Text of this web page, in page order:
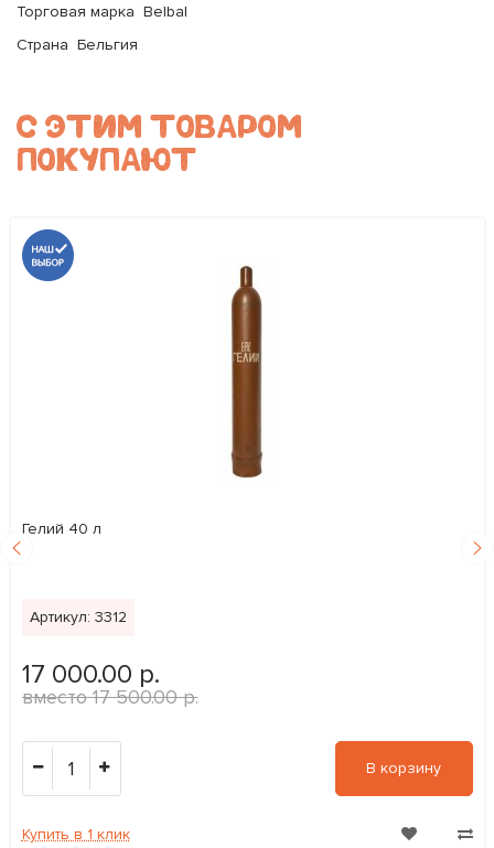
Торговая марка Belbal
Страна Бельгия
С ЭТИМ ТОВАРОМ
ПОКУПАЮТ
Гелий 40 л
Артикул: 3312
17 000.00 р.
17 500.00 р.
1 В корзину
Купить в 1 клик